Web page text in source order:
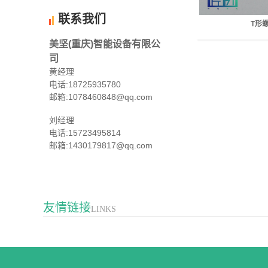
联系我们
美坚(重庆)智能设备有限公
司
黄经理
电话:18725935780
邮箱:1078460848@qq.com
刘经理
电话:15723495814
邮箱:1430179817@qq.com
T形
友情链接LINKS